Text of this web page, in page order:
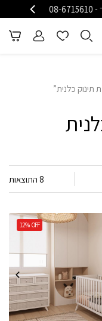
תינוק כלנית”
8 התוצאות
12% OFF